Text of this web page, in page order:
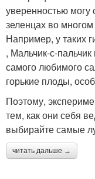
уверенностью могу
зеленцах во
Например, у таких
, Мальчик-с-пальчик
самого любимого
горькие плоды,
Поэтому,
тем, как они себя
выбирайте самые
читать дальше →